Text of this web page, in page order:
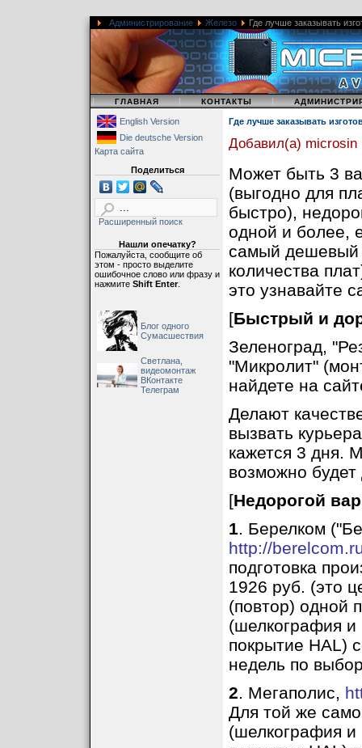
Администрирование Железо Где лучше заказывать
| ГЛАВНАЯ | КОНТАКТЫ |
English Version
Die deutsche Version
Карта сайта
Поделиться
Расширенный поиск
Нашли опечатку?
Пожалуйста, сообщите об
этом - просто выделите
ошибочное слово или фразу и
нажмите Shift Enter.
Блог одного
Сумасшествия
Светлана,
видеомонтаж
ВКонтакте
Телеграм
Где лучше заказывать
Добавил(а) microsin
Может быть 3
(выгодно для
быстро),
одной и более,
самый дешевый
количества
это узнавайте
[Быстрый и
Зеленоград,
"Микролит"
найдете на
Делают
вызвать
кажется 3 дня.
возможно
[Недорогой
1. Берелком
http://
подготовка
1926 руб. (это
(повтор) одной
(шелкография
покрытие HAL)
недель по
2. Мегаполис,
Для той же
(шелкография